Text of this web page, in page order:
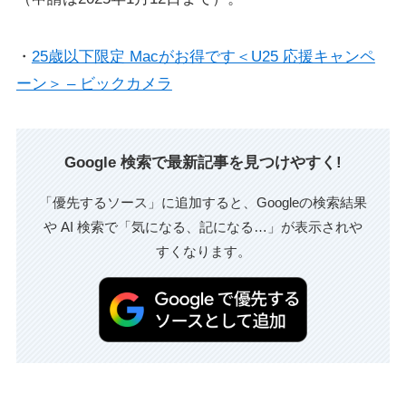
・ 25歳以下限定 Macがお得です＜U25 応援キャンペ
ーン＞ – ビックカメラ
Google 検索で最新記事を見つけやすく!
「優先するソース」に追加すると、Googleの検索結果
や AI 検索で「気になる、記になる…」が表示されや
すくなります。